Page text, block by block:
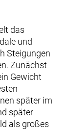
das
und
Steigungen
Zunächst
Gewicht
später im
später
als großes